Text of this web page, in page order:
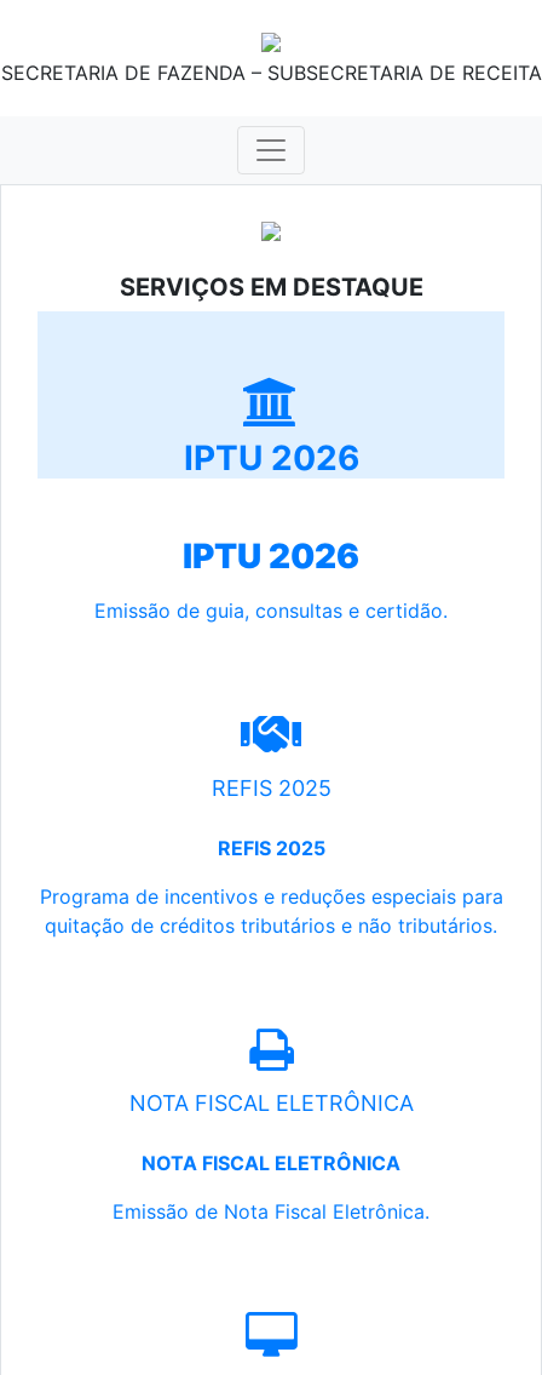
SECRETARIA DE FAZENDA – SUBSECRETARIA DE RECEITA
SERVIÇOS EM DESTAQUE
IPTU 2026
IPTU 2026
Emissão de guia, consultas e certidão.
REFIS 2025
REFIS 2025
Programa de incentivos e reduções especiais para
quitação de créditos tributários e não tributários.
NOTA FISCAL ELETRÔNICA
NOTA FISCAL ELETRÔNICA
Emissão de Nota Fiscal Eletrônica.